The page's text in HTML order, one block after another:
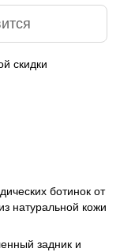
скидки
ботинок от
натуральной кожи
задник и